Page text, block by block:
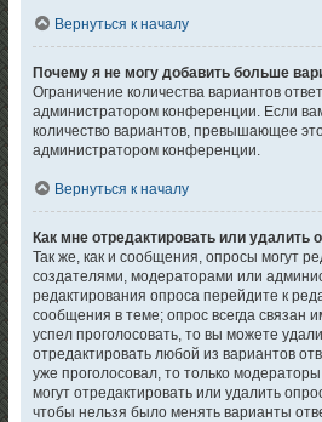
Вернуться к началу
Почему я не могу добавить больше
Ограничение количества вариантов
администратором конференции. Если
количество вариантов, превышающее
администратором конференции.
Вернуться к началу
Как мне отредактировать или удалить
Так же, как и сообщения, опросы могут
создателями, модераторами или
редактирования опроса перейдите к
сообщения в теме; опрос всегда связан
успел проголосовать, то вы можете
отредактировать любой из вариантов
уже проголосовал, то только
могут отредактировать или удалить
чтобы нельзя было менять варианты